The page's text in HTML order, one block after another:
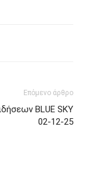
Επόμενο άρθρο
BLUE SKY
02-12-25